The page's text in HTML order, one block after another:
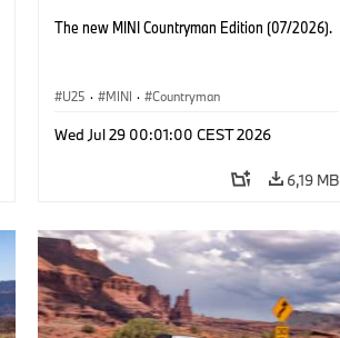
The new MINI Countryman Edition (07/2026).
U25 · MINI · Countryman
Wed Jul 29 00:01:00 CEST 2026
6,19 MB